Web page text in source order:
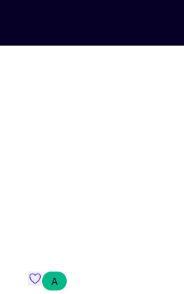
Favorit SEC Surf Every Corner
A